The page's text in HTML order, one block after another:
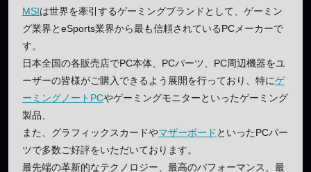
MSIは世界を牽引するゲーミングブランドとして、ゲーミン
グ業界とeSports業界から最も信頼されているPCメーカーで
す。
日本全国の各販売店でPC本体、PCパーツ、PC周辺機器をユ
ーザーの皆様がご購入できるよう展開を行っており、特にゲ
ーミングノートPCやゲーミングモニターといったゲーミング
製品、
また、グラフィックスカードやマザーボード といったPCパー
ツで多数ご好評をいただいております。
最先端の革新的なテクノロジー、最高のパフォーマンス、最